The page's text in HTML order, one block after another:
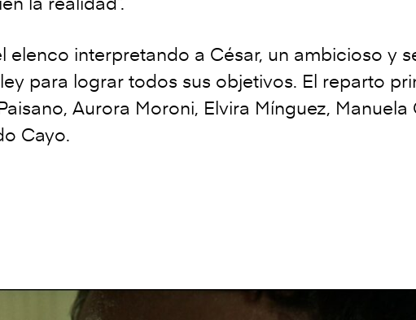
elenco interpretando a César, un ambicioso y
para lograr todos sus objetivos. El reparto
Aurora Moroni, Elvira Mínguez,
Cayo.